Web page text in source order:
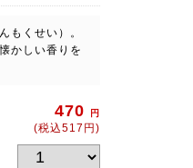
もくせい）。
かしい香りを
470 円
(税込517円)